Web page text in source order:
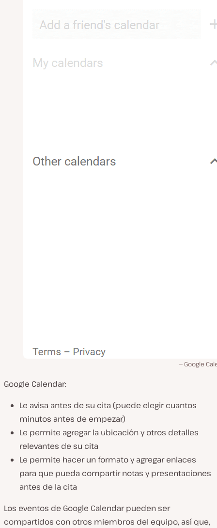
Google
Google Calendar:
Le avisa antes de su cita (puede elegir cuantos
minutos antes de empezar)
Le permite agregar la ubicación y otros detalles
relevantes de su cita
Le permite hacer un formato y agregar enlaces
para que pueda compartir notas y presentaciones
antes de la cita
Los eventos de Google Calendar pueden ser
compartidos con otros miembros del equipo, así que,